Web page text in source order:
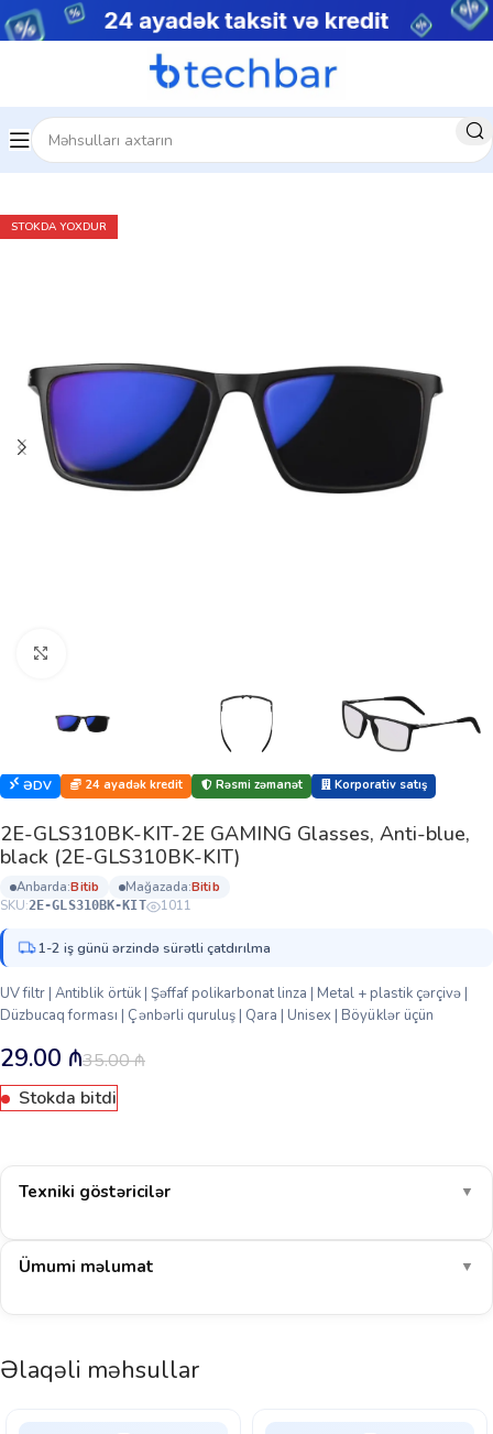
Ev Kompüter aksesuarları
STOKDA YOXDUR
ƏDV 24 ayadək kredit Rəsmi zəmanət Korporativ satış
2E-GLS310BK-KIT-2E GAMING Glasses, Anti-blue,
black (2E-GLS310BK-KIT)
anbarda: bi̇ti̇b mağazada: bi̇ti̇b
SKU:2E-GLS310BK-KIT 1011
1-2 iş günü ərzində sürətli çatdırılma
UV filtr | Antiblik örtük | Şəffaf polikarbonat linza | Metal + plastik çərçivə |
Düzbucaq forması | Çənbərli quruluş | Qara | Unisex | Böyüklər üçün
35.00₼
29.00 ₼
Stokda bitdi
Texniki göstəricilər ▼
Ümumi məlumat ▼
Əlaqəli məhsullar